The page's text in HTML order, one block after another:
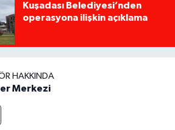
Kuşadası Belediyesi’nden
operasyona ilişkin açıklama
HAKKINDA
Merkezi